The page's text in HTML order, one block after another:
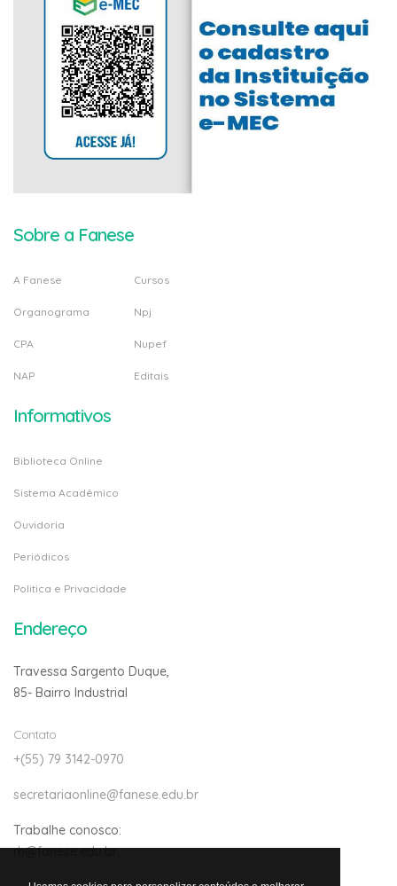
Sobre a Fanese
A Fanese
Organograma
CPA
NAP
Cursos
Npj
Nupef
Editais
Informativos
Biblioteca Online
Sistema Acadêmico
Ouvidoria
Periódicos
Politica e Privacidade
Endereço
Travessa Sargento Duque,
85- Bairro Industrial
Contato
+(55) 79 3142-0970
secretariaonline@fanese.edu.br
Trabalhe conosco:
rh@fanese.edu.br